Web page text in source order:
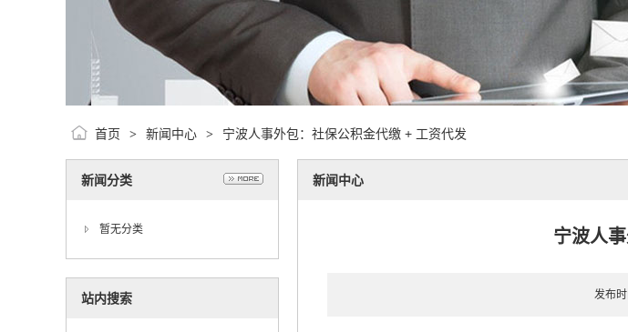
首页 > 新闻中心 > 宁波人事外包：社保公积金代缴 + 工资代发
新闻分类
暂无分类
站内搜索
新闻中心
宁波人
发布